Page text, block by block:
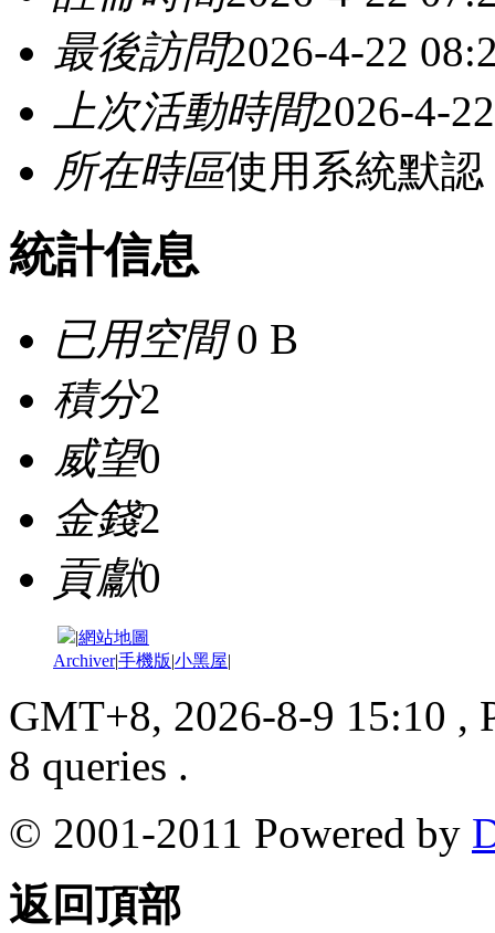
最後訪問2026-4-22
上次活動時間2026-4-
所在時區使用系統默認
統計信息
已用空間0 B
積分2
威望0
金錢2
貢獻0
|網站地圖
Archiver|手機版|小黑屋|
GMT+8, 2026-8-9 15:10 ,
8 queries .
© 2001-2011 Powered by
返回頂部